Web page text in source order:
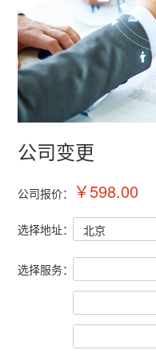
公司变更
公司报价： ￥598.00
选择地址：
选择服务：